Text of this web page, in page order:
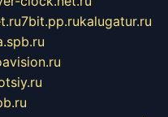
7bit.pp.rukalugatur.ru